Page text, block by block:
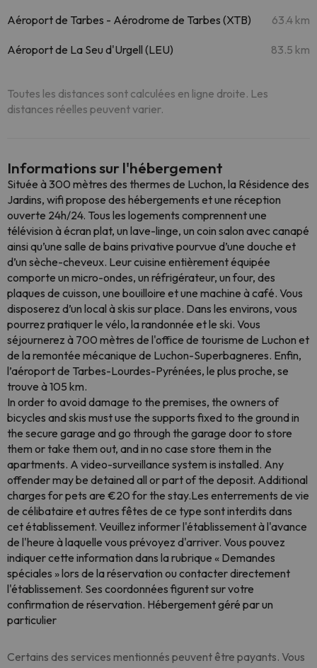
Aéroport de Tarbes - Aérodrome de Tarbes (XTB) 63.4 km
Aéroport de La Seu d'Urgell (LEU) 83.5 km
Toutes les distances sont calculées en ligne droite. Les
distances réelles peuvent varier.
Informations sur l'hébergement
Située à 300 mètres des thermes de Luchon, la Résidence des
Jardins, wifi propose des hébergements et une réception
ouverte 24h/24. Tous les logements comprennent une
télévision à écran plat, un lave-linge, un coin salon avec canapé
ainsi qu’une salle de bains privative pourvue d’une douche et
d’un sèche-cheveux. Leur cuisine entièrement équipée
comporte un micro-ondes, un réfrigérateur, un four, des
plaques de cuisson, une bouilloire et une machine à café. Vous
disposerez d’un local à skis sur place. Dans les environs, vous
pourrez pratiquer le vélo, la randonnée et le ski. Vous
séjournerez à 700 mètres de l'office de tourisme de Luchon et
de la remontée mécanique de Luchon-Superbagneres. Enfin,
l’aéroport de Tarbes-Lourdes-Pyrénées, le plus proche, se
trouve à 105 km.
In order to avoid damage to the premises, the owners of
bicycles and skis must use the supports fixed to the ground in
the secure garage and go through the garage door to store
them or take them out, and in no case store them in the
apartments. A video-surveillance system is installed. Any
offender may be detained all or part of the deposit. Additional
charges for pets are €20 for the stay.Les enterrements de vie
de célibataire et autres fêtes de ce type sont interdits dans
cet établissement. Veuillez informer l'établissement à l'avance
de l'heure à laquelle vous prévoyez d'arriver. Vous pouvez
indiquer cette information dans la rubrique « Demandes
spéciales » lors de la réservation ou contacter directement
l'établissement. Ses coordonnées figurent sur votre
confirmation de réservation. Hébergement géré par un
particulier
Certains des services mentionnés peuvent être payants. Vous